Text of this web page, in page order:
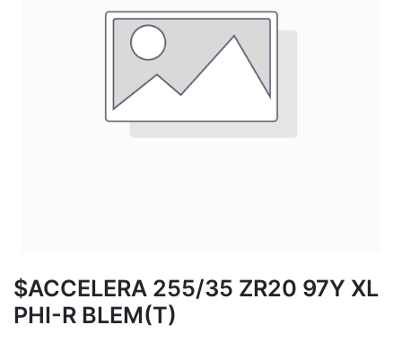
$ACCELERA 255/35 ZR20 97Y XL
PHI-R BLEM(T)